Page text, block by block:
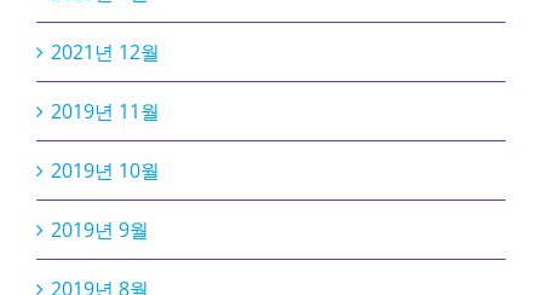
2021년 12월
2019년 11월
2019년 10월
2019년 9월
2019년 8월